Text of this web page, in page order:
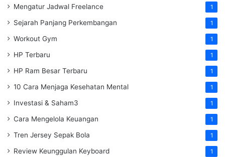
Mengatur Jadwal Freelance 1
Sejarah Panjang Perkembangan 1
Workout Gym 1
HP Terbaru 1
HP Ram Besar Terbaru 1
10 Cara Menjaga Kesehatan Mental 1
Investasi & Saham3 1
Cara Mengelola Keuangan 1
Tren Jersey Sepak Bola 1
Review Keunggulan Keyboard 1